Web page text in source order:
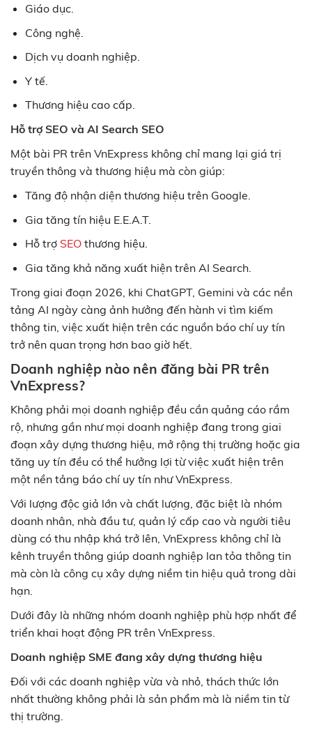
Giáo dục.
Công nghệ.
Dịch vụ doanh nghiệp.
Y tế.
Thương hiệu cao cấp.
Hỗ trợ SEO và AI Search SEO
Một bài PR trên VnExpress không chỉ mang lại giá trị
truyền thông và thương hiệu mà còn giúp:
Tăng độ nhận diện thương hiệu trên Google.
Gia tăng tín hiệu E.E.A.T.
Hỗ trợ SEOthương hiệu.
Gia tăng khả năng xuất hiện trên AI Search.
Trong giai đoạn 2026, khi ChatGPT, Gemini và các nền
tảng AI ngày càng ảnh hưởng đến hành vi tìm kiếm
thông tin, việc xuất hiện trên các nguồn báo chí uy tín
trở nên quan trọng hơn bao giờ hết.
Doanh nghiệp nào nên đăng bài PR trên
VnExpress?
Không phải mọi doanh nghiệp đều cần quảng cáo rầm
rộ, nhưng gần như mọi doanh nghiệp đang trong giai
đoạn xây dựng thương hiệu, mở rộng thị trường hoặc gia
tăng uy tín đều có thể hưởng lợi từ việc xuất hiện trên
một nền tảng báo chí uy tín như VnExpress.
Với lượng độc giả lớn và chất lượng, đặc biệt là nhóm
doanh nhân, nhà đầu tư, quản lý cấp cao và người tiêu
dùng có thu nhập khá trở lên, VnExpress không chỉ là
kênh truyền thông giúp doanh nghiệp lan tỏa thông tin
mà còn là công cụ xây dựng niềm tin hiệu quả trong dài
hạn.
Dưới đây là những nhóm doanh nghiệp phù hợp nhất để
triển khai hoạt động PR trên VnExpress.
Doanh nghiệp SME đang xây dựng thương hiệu
Đối với các doanh nghiệp vừa và nhỏ, thách thức lớn
nhất thường không phải là sản phẩm mà là niềm tin từ
thị trường.